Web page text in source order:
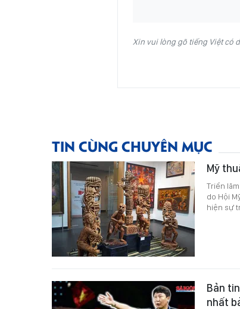
Xin vui lòng gõ tiếng Việt có
TIN CÙNG CHUYÊN MỤC
Mỹ
Triển
do Hội
hiện sự
Bản
nhất